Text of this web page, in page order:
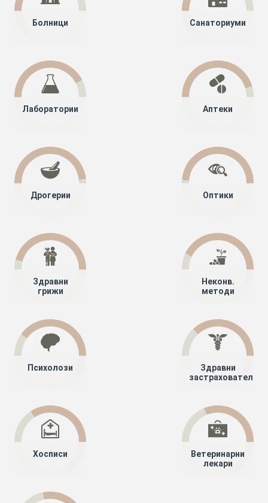
Болници Санаториуми
Лаборатории Аптеки
Дрогерии Оптики
Здравни
грижи
Неконв.
методи
Психолози
Здравни
застрахователи
Хосписи
Ветеринарни
лекари